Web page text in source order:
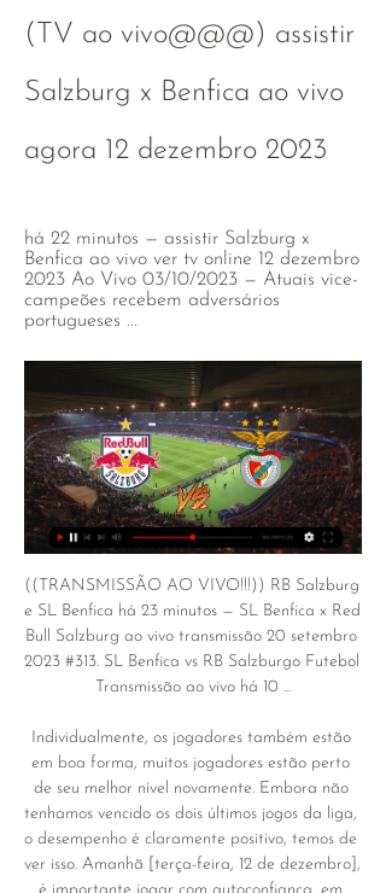
(TV ao vivo@@@) assistir
Salzburg x Benfica ao vivo
agora 12 dezembro 2023
há 22 minutos — assistir Salzburg x
Benfica ao vivo ver tv online 12 dezembro
2023 Ao Vivo 03/10/2023 — Atuais vice-
campeões recebem adversários
portugueses ...
((TRANSMISSÃO AO VIVO!!!)) RB Salzburg
e SL Benfica há 23 minutos — SL Benfica x Red
Bull Salzburg ao vivo transmissão 20 setembro
2023 #313. SL Benfica vs RB Salzburgo Futebol
Transmissão ao vivo há 10 ...
Individualmente, os jogadores também estão
em boa forma, muitos jogadores estão perto
de seu melhor nível novamente. Embora não
tenhamos vencido os dois últimos jogos da liga,
o desempenho é claramente positivo, temos de
ver isso. Amanhã [terça-feira, 12 de dezembro],